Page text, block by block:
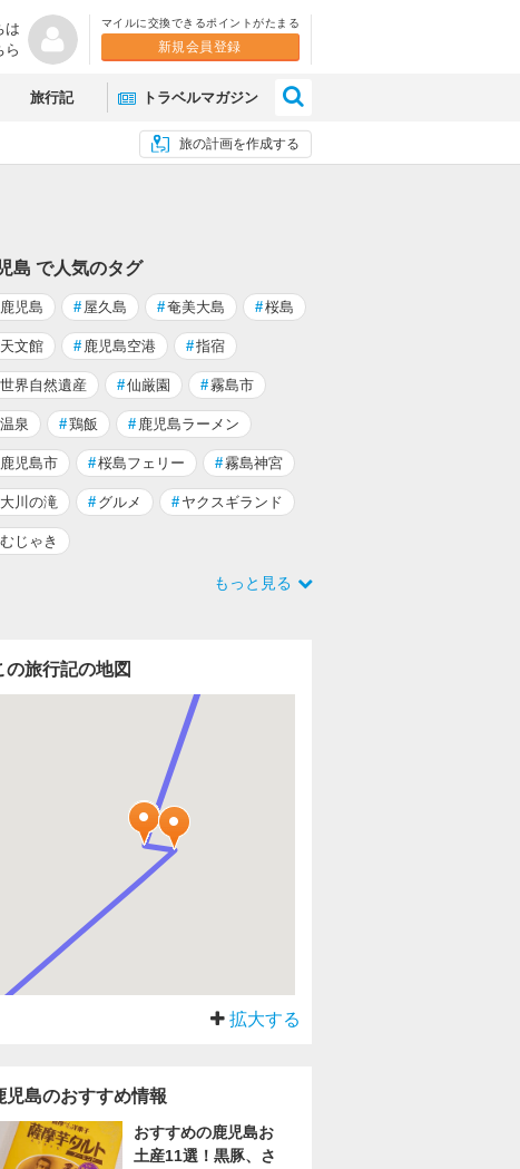
は
ら
マイルに交換できるポイントがたまる
新規会員登録
旅行記 トラベルマガジン
旅の計画を作成する
島 で人気のタグ
鹿児島 # 屋久島 #奄美大島 #桜島
天文館 # 鹿児島空港 #指宿
世界自然遺産 #仙厳園 #霧島市
温泉 #鶏飯 # 鹿児島ラーメン
鹿児島市 #桜島フェリー #霧島神宮
大川の滝 # グルメ # ヤクスギランド
むじゃき
もっと見る
の旅行記の地図
拡大する
児島のおすすめ情報
おすすめの鹿児島お
土産11選！黒豚、さ